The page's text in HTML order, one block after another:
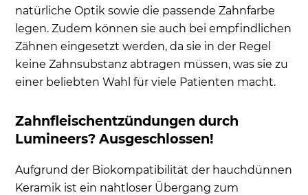
natürliche Optik sowie die passende Zahnfarbe
legen. Zudem können sie auch bei empfindlichen
Zähnen eingesetzt werden, da sie in der Regel
keine Zahnsubstanz abtragen müssen, was sie zu
einer beliebten Wahl für viele Patienten macht.
Zahnfleischentzündungen durch
Lumineers? Ausgeschlossen!
Aufgrund der Biokompatibilität der hauchdünnen
Keramik ist ein nahtloser Übergang zum